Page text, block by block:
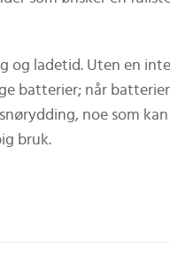
og ladetid. Uten en
batterier; når
noe som
bruk.